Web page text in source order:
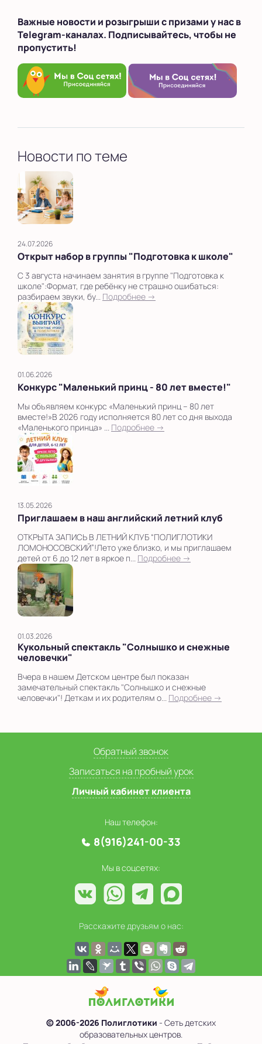
Важные новости и розыгрыши с призами у нас в
Telegram-каналах. Подписывайтесь, чтобы не
пропустить!
Новости по теме
24.07.2026
Открыт набор в группы "Подготовка к школе"
С 3 августа начинаем занятия в группе "Подготовка к
школе":Формат, где ребёнку не страшно ошибаться:
разбираем звуки, бу... Подробнее →
01.06.2026
Конкурс "Маленький принц - 80 лет вместе!"
Мы объявляем конкурс «Маленький принц – 80 лет
вместе!»В 2026 году исполняется 80 лет со дня выхода
«Маленького принца» ... Подробнее →
13.05.2026
Приглашаем в наш английский летний клуб
ОТКРЫТА ЗАПИСЬ В ЛЕТНИЙ КЛУБ “ПОЛИГЛОТИКИ
ЛОМОНОСОВСКИЙ”!Лето уже близко, и мы приглашаем
детей от 6 до 12 лет в яркое п... Подробнее →
01.03.2026
Кукольный спектакль "Солнышко и снежные
человечки"
Вчера в нашем Детском центре был показан
замечательный спектакль "Солнышко и снежные
человечки"! Деткам и их родителям о... Подробнее →
Обратный звонок
Записаться на пробный урок
Личный кабинет клиента
Наш телефон:
8(916)241-00-33
Мы в соцсетях:
Расскажите друзьям о нас:
© 2006-2026 Полиглотики - Сеть детских
образовательных центров.